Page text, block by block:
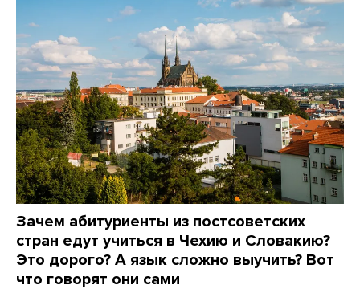
Зачем абитуриенты из постсоветских
стран едут учиться в Чехию и Словакию?
Это дорого? А язык сложно выучить? Вот
что говорят они сами